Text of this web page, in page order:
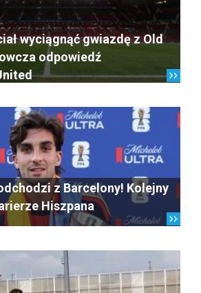
wyciągnąć gwiazdę z Old
odpowiedź
z Barcelony! Kolejny
Hiszpana